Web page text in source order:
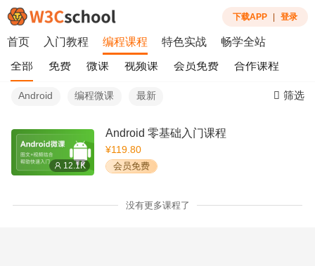
下载APP 登录
首页 入门教程 编程课程 特色实战 畅学全站
全部 免费 微课 视频课 会员免费 合作课程
Android 编程微课 最新 筛选
12.1K
Android 零基础入门课程
¥119.80
会员免费
没有更多课程了